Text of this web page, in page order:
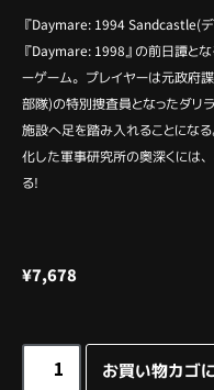
『Daymare: 1994 Sandcastle(
『Daymare: 1998』の前日譚と
ーゲーム。プレイヤーは元政府
部隊)の特別捜査員となったダリ
施設へ足を踏み入れることにな
化した軍事研究所の奥深くには
る!
¥7,678
お買い物カゴ